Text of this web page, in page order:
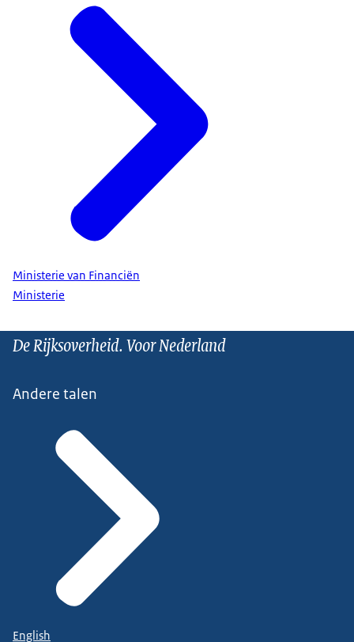
Ministerie van Financiën
Ministerie
De Rijksoverheid. Voor Nederland
Andere talen
English